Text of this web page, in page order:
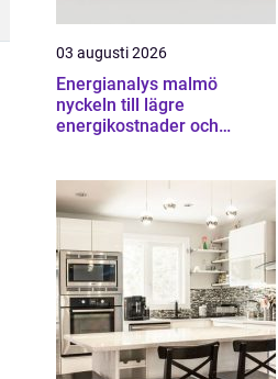
03 augusti 2026
Energianalys malmö
nyckeln till lägre
energikostnader och